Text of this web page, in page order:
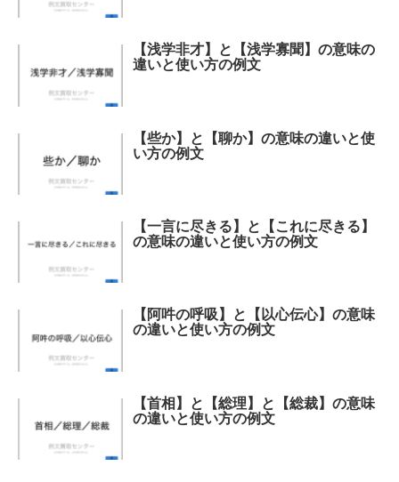
【浅学非才】と【浅学寡聞】の意味の
違いと使い方の例文
【些か】と【聊か】の意味の違いと使
い方の例文
【一言に尽きる】と【これに尽きる】
の意味の違いと使い方の例文
【阿吽の呼吸】と【以心伝心】の意味
の違いと使い方の例文
【首相】と【総理】と【総裁】の意味
の違いと使い方の例文